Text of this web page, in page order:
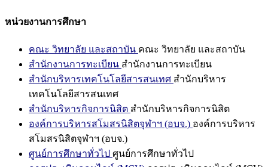
หน่วยงานการศึกษา
คณะ วิทยาลัย และสถาบัน คณะ วิทยาลัย และสถาบัน
สำนักงานการทะเบียน สำนักงานการทะเบียน
สำนักบริหารเทคโนโลยีสารสนเทศ สำนักบริหาร
เทคโนโลยีสารสนเทศ
สำนักบริหารกิจการนิสิต สำนักบริหารกิจการนิสิต
องค์การบริหารสโมสรนิสิตจุฬาฯ (อบจ.) องค์การบริหาร
สโมสรนิสิตจุฬาฯ (อบจ.)
ศูนย์การศึกษาทั่วไป ศูนย์การศึกษาทั่วไป